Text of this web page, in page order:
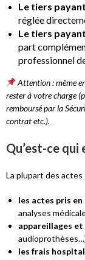
Le tiers
réglée
Le tiers
part
professionnel
Attention : même
rester à votre charge
remboursé par la
contrat etc.).
Qu’est-ce
La plupart des
les actes pris
analyses
appareillages
les frais